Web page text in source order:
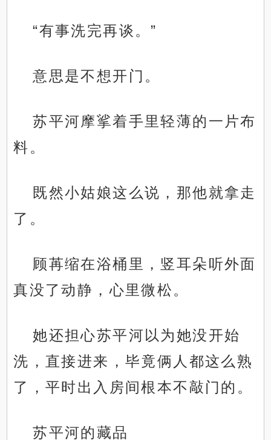
“有事洗完再谈。”
意思是不想开门。
苏平河摩挲着手里轻薄的一片布
料。
既然小姑娘这么说，那他就拿走
了。
顾苒缩在浴桶里，竖耳朵听外面
真没了动静，心里微松。
她还担心苏平河以为她没开始
洗，直接进来，毕竟俩人都这么熟
了，平时出入房间根本不敲门的。
苏平河的藏品